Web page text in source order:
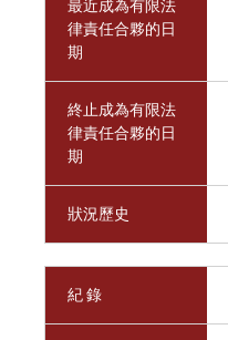
最近成為有限法
律責任合夥的日
期
終止成為有限法
律責任合夥的日
期
狀況歷史
紀 錄